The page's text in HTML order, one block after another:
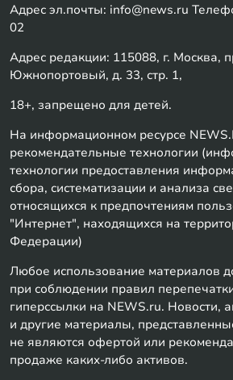
Адрес эл.почты: info@news.ru
02
Адрес редакции: 115088, г. Москва,
Южнопортовый, д. 33, стр. 1,
18+, запрещено для детей.
На информационном ресурсе
рекомендательные технологии
технологии предоставления
сбора, систематизации и анализа
относящихся к предпочтениям
"Интернет", находящихся на
Федерации)
Любое использование материалов
при соблюдении правил
гиперссылки на NEWS.ru. Новости,
и другие материалы,
не являются офертой или
продаже каких-либо активов.